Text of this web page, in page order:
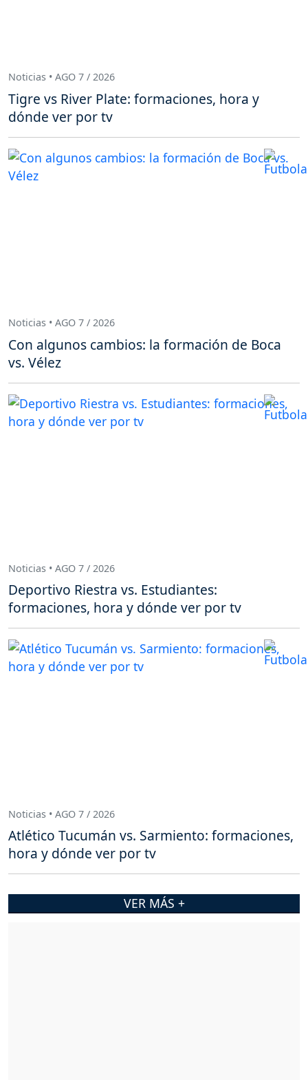
Noticias • AGO 7 / 2026
Tigre vs River Plate: formaciones, hora y
dónde ver por tv
Noticias • AGO 7 / 2026
Con algunos cambios: la formación de Boca
vs. Vélez
Noticias • AGO 7 / 2026
Deportivo Riestra vs. Estudiantes:
formaciones, hora y dónde ver por tv
Noticias • AGO 7 / 2026
Atlético Tucumán vs. Sarmiento: formaciones,
hora y dónde ver por tv
VER MÁS +